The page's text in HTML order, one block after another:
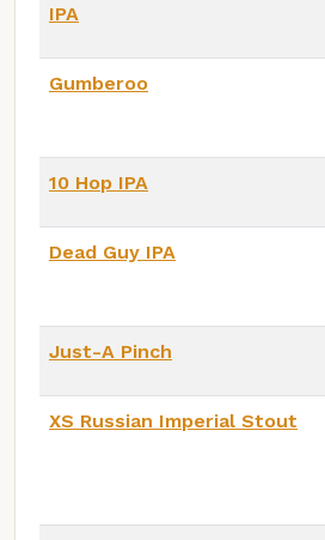
IPA
Gumberoo
10 Hop IPA
Dead Guy IPA
Just-A Pinch
XS Russian Imperial Stout